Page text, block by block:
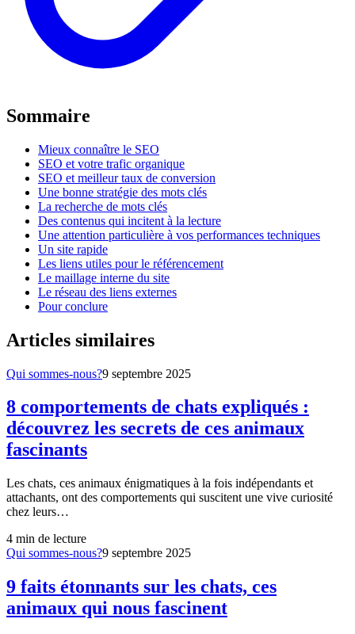
Sommaire
Mieux connaître le SEO
SEO et votre trafic organique
SEO et meilleur taux de conversion
Une bonne stratégie des mots clés
La recherche de mots clés
Des contenus qui incitent à la lecture
Une attention particulière à vos performances techniques
Un site rapide
Les liens utiles pour le référencement
Le maillage interne du site
Le réseau des liens externes
Pour conclure
Articles similaires
Qui sommes-nous?9 septembre 2025
8 comportements de chats expliqués :
découvrez les secrets de ces animaux
fascinants
Les chats, ces animaux énigmatiques à la fois indépendants et
attachants, ont des comportements qui suscitent une vive curiosité
chez leurs…
4 min de lecture
Qui sommes-nous?9 septembre 2025
9 faits étonnants sur les chats, ces
animaux qui nous fascinent